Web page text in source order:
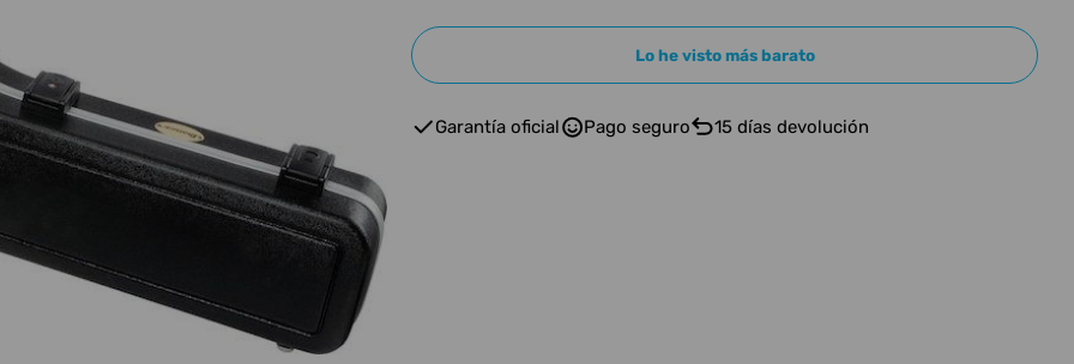
Lo he visto más barato
Garantía oficial Pago seguro 15 días devolución